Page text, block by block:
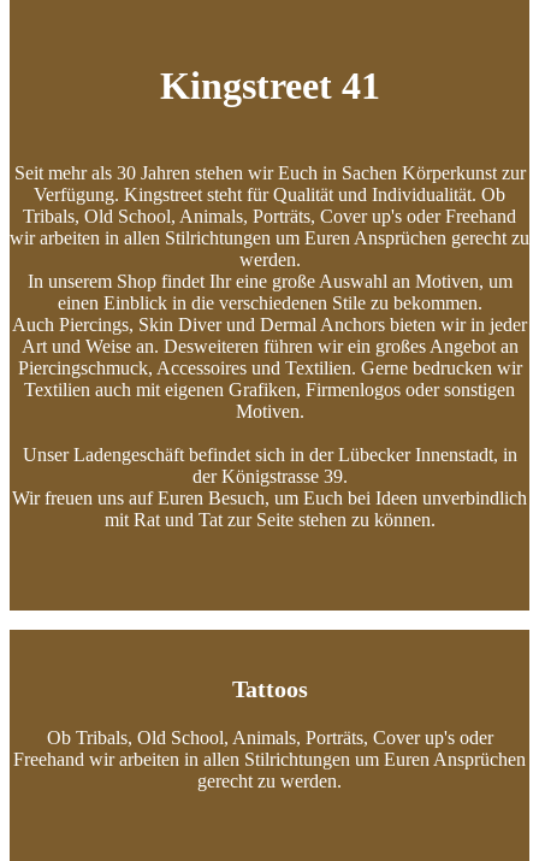
Kingstreet 41
Seit mehr als 30 Jahren stehen wir Euch in Sachen Körperkunst zur
Verfügung. Kingstreet steht für Qualität und Individualität. Ob
Tribals, Old School, Animals, Porträts, Cover up's oder Freehand
wir arbeiten in allen Stilrichtungen um Euren Ansprüchen gerecht zu
werden.
In unserem Shop findet Ihr eine große Auswahl an Motiven, um
einen Einblick in die verschiedenen Stile zu bekommen.
Auch Piercings, Skin Diver und Dermal Anchors bieten wir in jeder
Art und Weise an. Desweiteren führen wir ein großes Angebot an
Piercingschmuck, Accessoires und Textilien. Gerne bedrucken wir
Textilien auch mit eigenen Grafiken, Firmenlogos oder sonstigen
Motiven.
Unser Ladengeschäft befindet sich in der Lübecker Innenstadt, in
der Königstrasse 39.
Wir freuen uns auf Euren Besuch, um Euch bei Ideen unverbindlich
mit Rat und Tat zur Seite stehen zu können.
Tattoos
Ob Tribals, Old School, Animals, Porträts, Cover up's oder
Freehand wir arbeiten in allen Stilrichtungen um Euren Ansprüchen
gerecht zu werden.